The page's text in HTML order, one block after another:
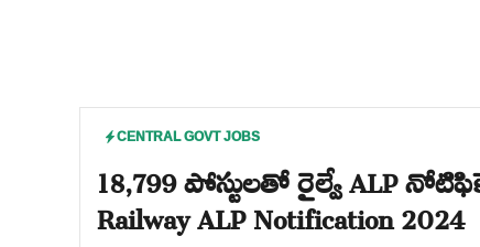
CENTRAL GOVT JOBS
18,799 పోస్టులతో రైల్వే ALP
Railway ALP Notification 2024